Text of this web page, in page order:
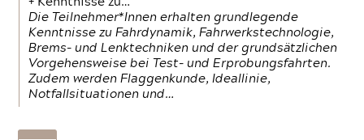
Die Teilnehmer*Innen erhalten grundlegende
Kenntnisse zu Fahrdynamik, Fahrwerkstechnologie,
Brems- und Lenktechniken und der grundsätzlichen
Vorgehensweise bei Test- und Erprobungsfahrten.
Zudem werden Flaggenkunde, Ideallinie,
Notfallsituationen und…